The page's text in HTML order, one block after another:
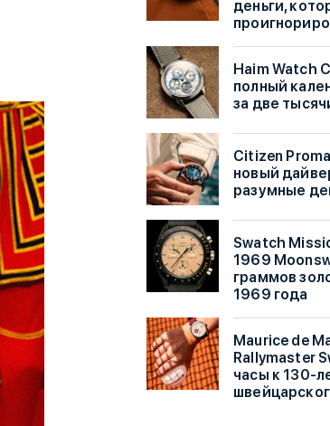
деньги,
Haim Watch
полный
за две
Citizen
новый
разумные
Swatch
1969
граммов
1969 года
Maurice de
Rallymaster
часы к 130-